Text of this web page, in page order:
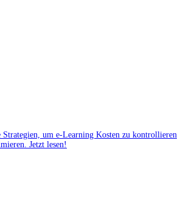
um e-Learning Kosten zu kontrollieren
Jetzt lesen!